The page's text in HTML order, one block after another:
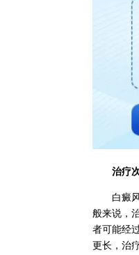
治疗次
白癜风
般来说，
者可能经
更长，治